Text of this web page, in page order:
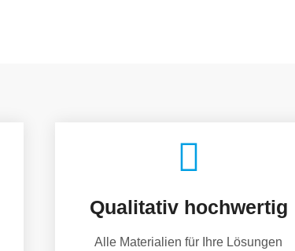
Qualitativ hochwertig
Alle Materialien für Ihre Lösungen